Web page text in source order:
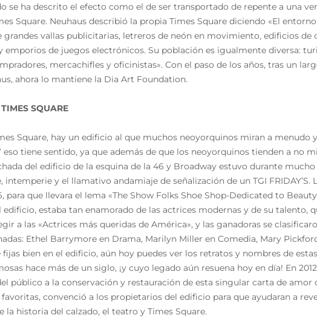
se ha descrito el efecto como el de ser transportado de repente a una
Square. Neuhaus describió la propia Times Square diciendo «El
vallas publicitarias, letreros de neón en movimiento, edificios de
de juegos electrónicos. Su población es igualmente diversa:
mercachifles y oficinistas». Con el paso de los años, tras un
ahora lo mantiene la Dia Art Foundation.
SQUARE
Square, hay un edificio al que muchos neoyorquinos miran a menudo
eso tiene sentido, ya que además de que los neoyorquinos tienden a no
del edificio de la esquina de la 46 y Broadway estuvo durante
y el llamativo andamiaje de señalización de un TGI FRIDAY’S.
para que llevara el lema «The Show Folks Shoe Shop-Dedicated to
estaba tan enamorado de las actrices modernas y de su talento,
a las «Actrices más queridas de América», y las ganadoras se
Ethel Barrymore en Drama, Marilyn Miller en Comedia, Mary
fijas bien en el edificio, aún hoy puedes ver los retratos y nombres de
hace más de un siglo, ¡y cuyo legado aún resuena hoy en día! En
público a la conservación y restauración de esta singular carta de amor
convenció a los propietarios del edificio para que ayudaran a
historia del calzado, el teatro y Times Square.